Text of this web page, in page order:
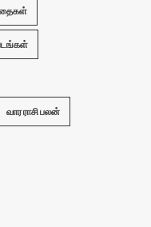
வார ராசி பலன்